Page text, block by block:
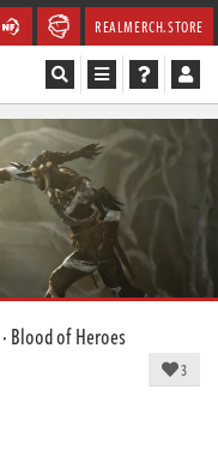
REALMERCH.STORE
·Blood of Heroes
3